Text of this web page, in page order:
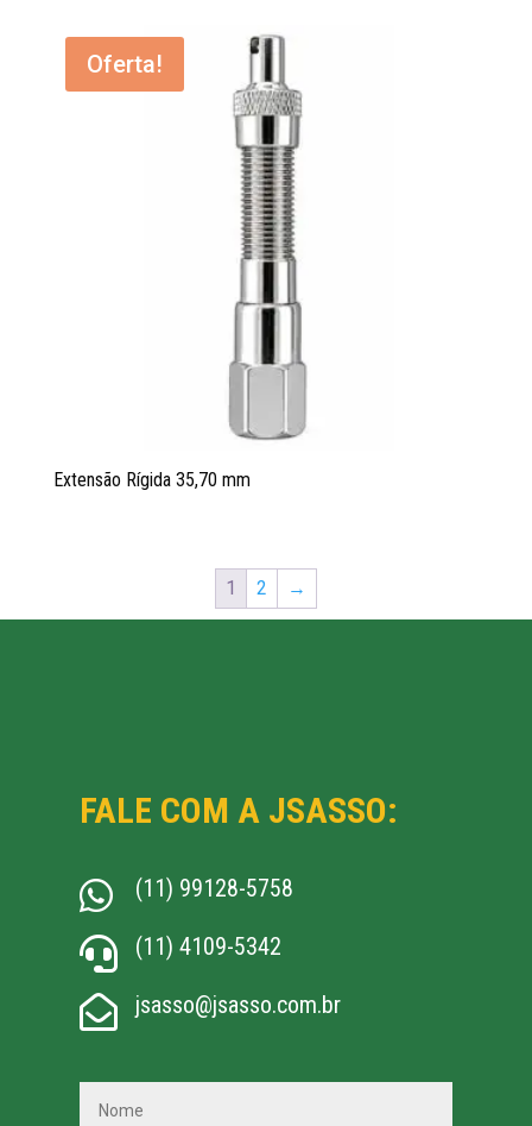
Oferta!
Extensão Rígida 35,70 mm
1 2 →
FALE COM A JSASSO:
 (11) 99128-5758
 (11) 4109-5342
 jsasso@jsasso.com.br